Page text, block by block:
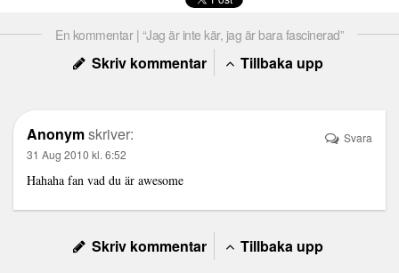
En kommentar | “Jag är inte kär, jag är bara fascinerad”
Skriv kommentar Tillbaka upp
Anonymskriver:
31 Aug 2010 kl. 6:52
Hahaha fan vad du är awesome
Svara
Skriv kommentar Tillbaka upp